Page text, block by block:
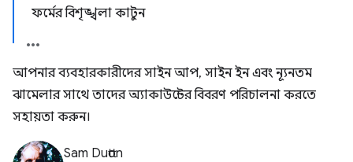
ফর্মের বিশৃঙ্খলা কাটুন
আপনার ব্যবহারকারীদের সাইন আপ, সাইন ইন এবং ন্যূনতম
ঝামেলার সাথে তাদের অ্যাকাউন্টের বিবরণ পরিচালনা করতে
সহায়তা করুন।
Sam Dutton